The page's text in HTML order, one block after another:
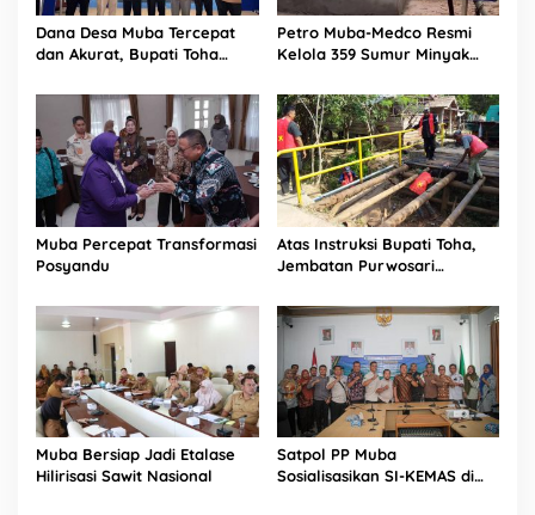
Dana Desa Muba Tercepat
dan Akurat, Bupati Toha
Petro Muba-Medco Resmi
Kelola 359 Sumur Minyak
Muba Percepat Transformasi
Posyandu
Atas Instruksi Bupati Toha,
Jembatan Purwosari
Muba Bersiap Jadi Etalase
Hilirisasi Sawit Nasional
Satpol PP Muba
Sosialisasikan SI-KEMAS di